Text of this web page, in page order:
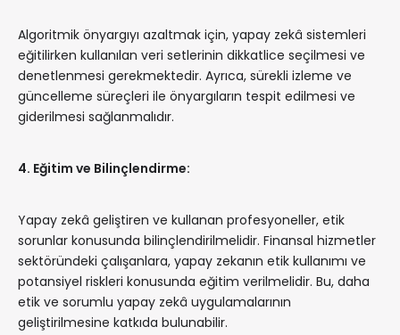
Algoritmik önyargıyı azaltmak için, yapay zekâ sistemleri
eğitilirken kullanılan veri setlerinin dikkatlice seçilmesi ve
denetlenmesi gerekmektedir. Ayrıca, sürekli izleme ve
güncelleme süreçleri ile önyargıların tespit edilmesi ve
giderilmesi sağlanmalıdır.
4. Eğitim ve Bilinçlendirme:
Yapay zekâ geliştiren ve kullanan profesyoneller, etik
sorunlar konusunda bilinçlendirilmelidir. Finansal hizmetler
sektöründeki çalışanlara, yapay zekanın etik kullanımı ve
potansiyel riskleri konusunda eğitim verilmelidir. Bu, daha
etik ve sorumlu yapay zekâ uygulamalarının
geliştirilmesine katkıda bulunabilir.